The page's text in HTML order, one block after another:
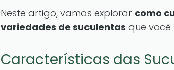
Neste artigo, vamos explorar como
variedades de suculentas que você
Características das